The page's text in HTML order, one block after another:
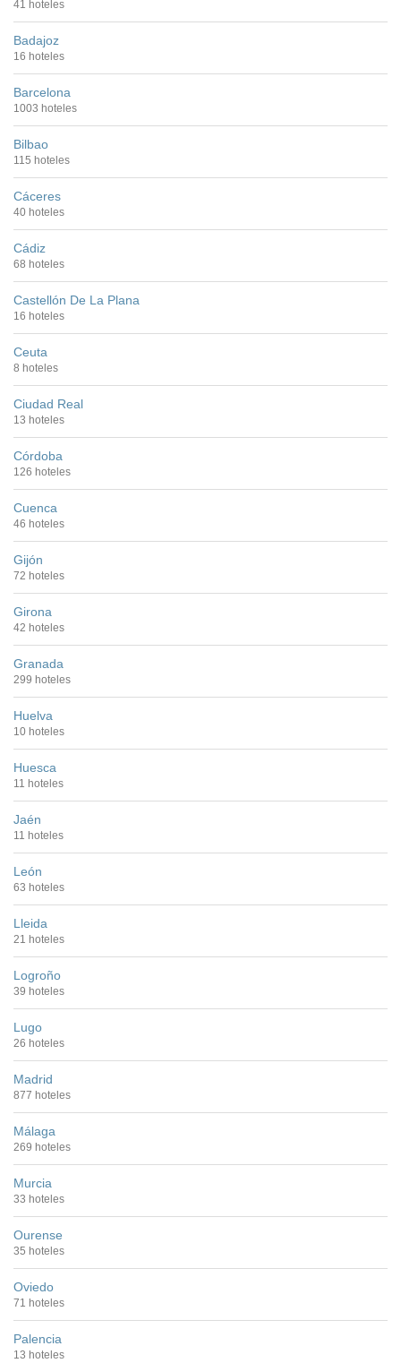
41 hoteles
Badajoz
16 hoteles
Barcelona
1003 hoteles
Bilbao
115 hoteles
Cáceres
40 hoteles
Cádiz
68 hoteles
Castellón De La Plana
16 hoteles
Ceuta
8 hoteles
Ciudad Real
13 hoteles
Córdoba
126 hoteles
Cuenca
46 hoteles
Gijón
72 hoteles
Girona
42 hoteles
Granada
299 hoteles
Huelva
10 hoteles
Huesca
11 hoteles
Jaén
11 hoteles
León
63 hoteles
Lleida
21 hoteles
Logroño
39 hoteles
Lugo
26 hoteles
Madrid
877 hoteles
Málaga
269 hoteles
Murcia
33 hoteles
Ourense
35 hoteles
Oviedo
71 hoteles
Palencia
13 hoteles